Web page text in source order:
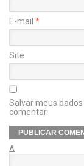
E-mail *
Site
Salvar meus
comentar.
Δ